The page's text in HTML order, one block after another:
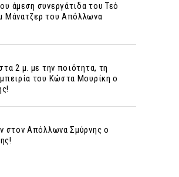
άμεση συνεργάτιδα του Τεό
Μάνατζερ του Απόλλωνα
2 μ. με την ποιότητα, τη
του Κώστα Μουρίκη ο
στον Απόλλωνα Σμύρνης ο